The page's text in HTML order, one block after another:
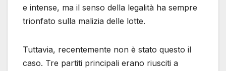
e intense, ma il senso della legalità ha sempre
trionfato sulla malizia delle lotte.
Tuttavia, recentemente non è stato questo il
caso. Tre partiti principali erano riusciti a